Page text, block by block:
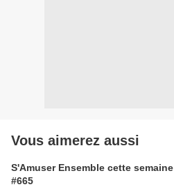
Vous aimerez aussi
S'Amuser Ensemble cette semaine
#665